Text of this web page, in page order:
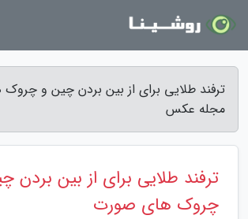
ترفند طلایی برای از بین بردن چین و
مجله عکس
ترفند طلایی برای از بین بردن
چروک های صورت